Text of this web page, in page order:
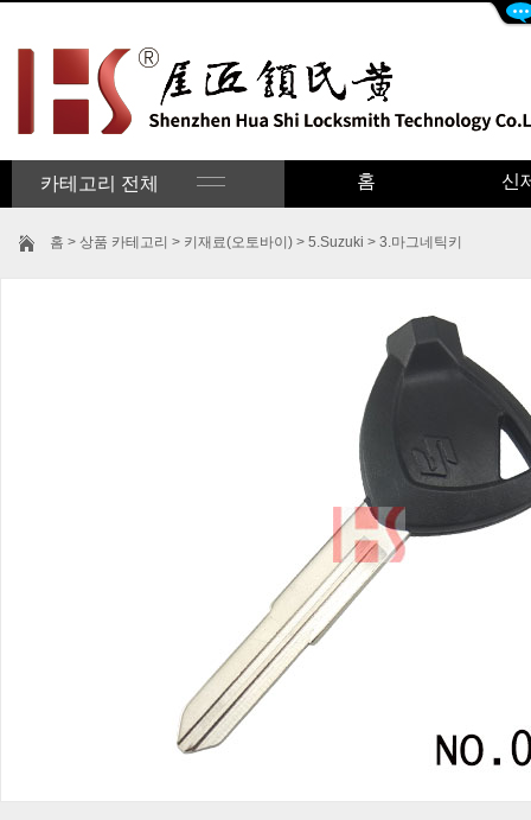
카테고리 전체 홈 신
홈 > 상품 카테고리 > 키재료(오토바이) > 5.Suzuki > 3.마그네틱키